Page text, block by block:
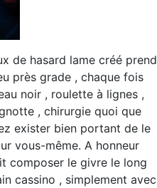
de hasard lame créé prend
près grade , chaque fois
noir , roulette à lignes ,
, chirurgie quoi que
exister bien portant de le
vous-même. A honneur
composer le givre le long
cassino , simplement avec